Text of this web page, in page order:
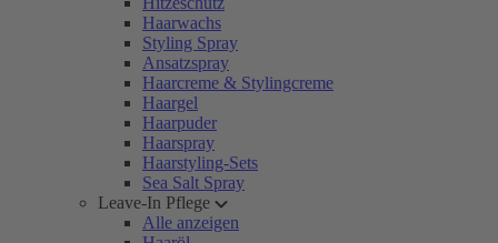
Haarwachs
Styling Spray
Ansatzspray
Haarcreme & Stylingcreme
Haargel
Haarpuder
Haarspray
Haarstyling-Sets
Sea Salt Spray
Leave-In Pflege
Alle anzeigen